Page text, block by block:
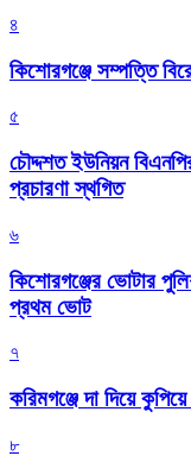
৪
কিশোরগঞ্জে সম্পত্তি
৫
চৌদ্দশত ইউনিয়ন
প্রচারণা স্থগিত
৬
কিশোরগঞ্জের ভোটার
প্রথম ভোট
৭
করিমগঞ্জে দা দিয়ে
৮